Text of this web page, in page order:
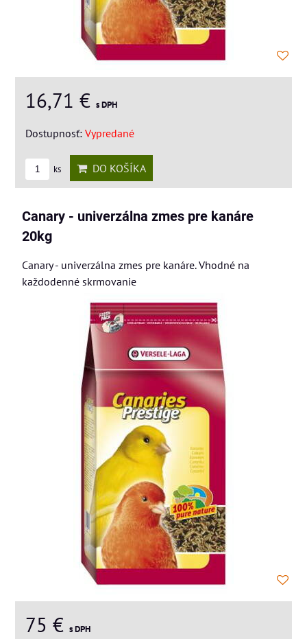
16,71 € s DPH
Dostupnosť: Vypredané
ks DO KOŠÍKA
Canary - univerzálna zmes pre kanáre
20kg
Canary - univerzálna zmes pre kanáre. Vhodné na
každodenné skrmovanie
75 € s DPH